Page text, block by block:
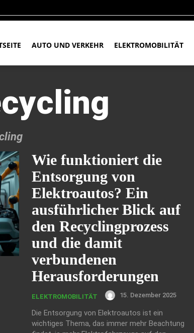
AUTO UND VERKEHR ELEKTROMOBILITÄT
Wie funktioniert die
Entsorgung von
Elektroautos? Ein
ausführlicher Blick auf
den Recyclingprozess
und die damit
verbundenen
Herausforderungen
ELEKTROMOBILITÄT 15. Dezember 2025
Die Entsorgung von Elektroautos ist ein
wichtiges Thema, das immer mehr Beachtung